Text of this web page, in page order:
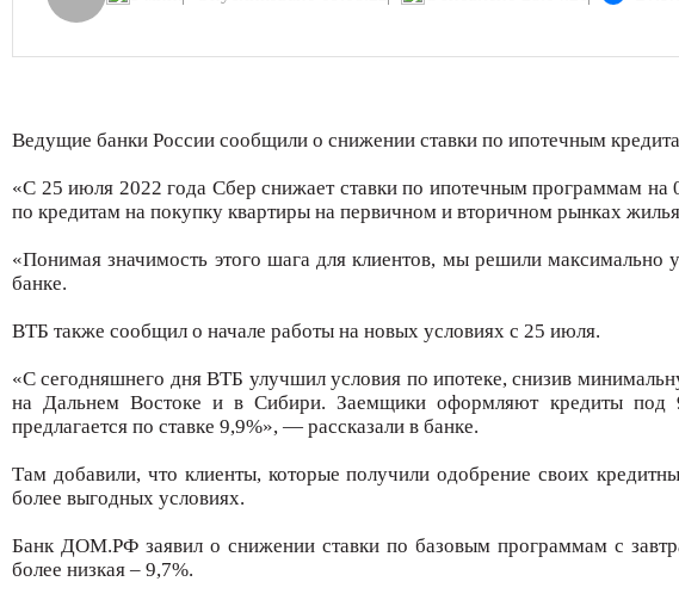
Ведущие банки России сообщили о снижении ставки по ипотечным
«С 25 июля 2022 года Сбер снижает ставки по ипотечным программам
по кредитам на покупку квартиры на первичном и вторичном рынках
«Понимая значимость этого шага для клиентов, мы решили
банке.
ВТБ также сообщил о начале работы на новых условиях с 25 июля.
«С сегодняшнего дня ВТБ улучшил условия по ипотеке, снизив
на Дальнем Востоке и в Сибири. Заемщики оформляют кредиты под
предлагается по ставке 9,9%», — рассказали в банке.
Там добавили, что клиенты, которые получили одобрение своих
более выгодных условиях.
Банк ДОМ.РФ заявил о снижении ставки по базовым программам с
более низкая – 9,7%.